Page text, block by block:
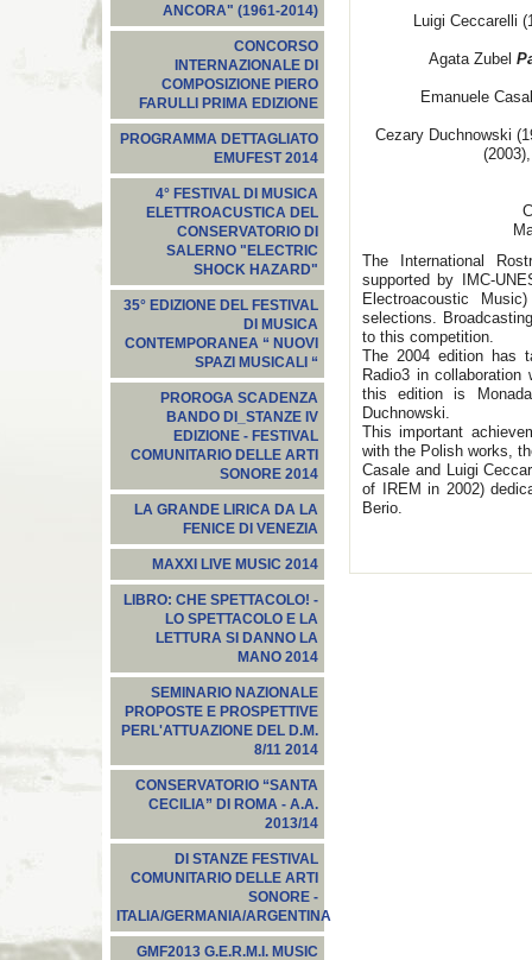
ANCORA" (1961-2014)
CONCORSO
INTERNAZIONALE DI
COMPOSIZIONE PIERO
FARULLI PRIMA EDIZIONE
PROGRAMMA DETTAGLIATO
EMUFEST 2014
4° FESTIVAL DI MUSICA
ELETTROACUSTICA DEL
CONSERVATORIO DI
SALERNO "ELECTRIC
SHOCK HAZARD"
35° EDIZIONE DEL FESTIVAL
DI MUSICA
CONTEMPORANEA “ NUOVI
SPAZI MUSICALI “
PROROGA SCADENZA
BANDO DI_STANZE IV
EDIZIONE - FESTIVAL
COMUNITARIO DELLE ARTI
SONORE 2014
LA GRANDE LIRICA DA LA
FENICE DI VENEZIA
MAXXI LIVE MUSIC 2014
LIBRO: CHE SPETTACOLO! -
LO SPETTACOLO E LA
LETTURA SI DANNO LA
MANO 2014
SEMINARIO NAZIONALE
PROPOSTE E PROSPETTIVE
PERL'ATTUAZIONE DEL D.M.
8/11 2014
CONSERVATORIO “SANTA
CECILIA” DI ROMA - A.A.
2013/14
DI STANZE FESTIVAL
COMUNITARIO DELLE ARTI
SONORE -
ITALIA/GERMANIA/ARGENTINA
GMF2013 G.E.R.M.I. MUSIC
Luigi Ceccarelli
Agata Zubel
Emanuele
Cezary Duchnowski
The International
supported by IMC-
Electroacoustic
selections.
to this competition.
The 2004 edition has
Radio3 in collaboration
this edition is
Duchnowski.
This important
with the Polish works,
Casale and Luigi
of IREM in 2002)
Berio.